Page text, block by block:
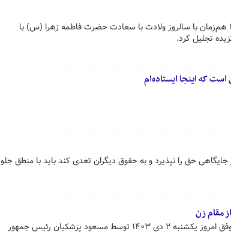
مسعود پزشکیان رئیس جمهور امروز یکشنبه ۲ دی ۱۴۰۳ هم‌زمان با سالروز ولادت با سعادت حضرت فاطمه زهرا (س) با
تجلیل کرد.
که اینجا ایستاده‌ام
حق را نپذیرد و به حقوق دیگران تعدی کند باید با منطق جلو
مقام زن
اهدای جوایز در مراسم آیین تجلیل از مقام زن به زنان موفق امروز یکشنبه ۲ دی ۱۴۰۳ توسط مسعود پزشکیان رئیس جمهور